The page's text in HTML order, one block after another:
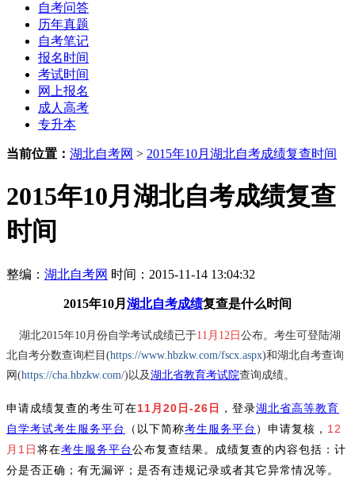
自考问答
历年真题
自考笔记
报名时间
考试时间
网上报名
成人高考
专升本
当前位置： 湖北自考网 > 2015年10月湖北自考成绩复查时间
2015年10月湖北自考成绩复查
时间
整编： 湖北自考网 时间：2015-11-14 13:04:32
2015年10月 湖北自考成绩复查是什么 时间
湖北2015年10月份自学考试成绩已于11月12日 公布。考生可登陆湖
北自考分数查询栏目(https://www.hbzkw.com/fscx.aspx)和湖北自考查询
网(https://cha.hbzkw.com/)以及湖北省教育考试院查询成绩。
申请成绩复查的考生可在11月20日-26日 ，登录湖北省高等教育
自学考试考生服务平台
（以下简称考生服务平台 ）申请复核， 12
月 1日将在考生服务平台公布复查结果。成绩复查的内容包括：计
分是否正确；有无漏评；是否有违规记录或者其它异常情况等。